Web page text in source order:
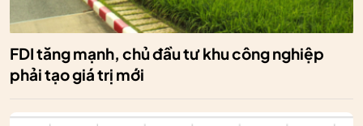
FDI tăng mạnh, chủ đầu tư khu công nghiệp
phải tạo giá trị mới